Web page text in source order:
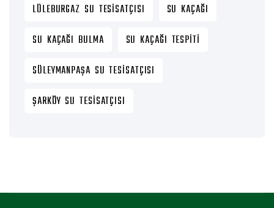
LÜLEBURGAZ SU TESISATÇISI
SU KAÇAĞI
SU KAÇAĞI BULMA
SU KAÇAĞI TESPITI
SÜLEYMANPAŞA SU TESISATÇISI
ŞARKÖY SU TESISATÇISI